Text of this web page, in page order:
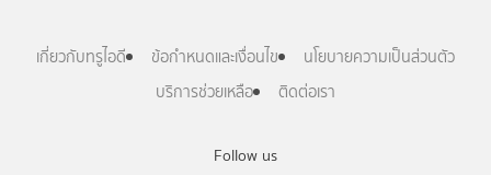
Follow us
เกี่ยวกับทรูไอดี ข้อกำหนดและเงื่อนไข
นโยบายความเป็นส่วนตัว
บริการช่วยเหลือ
ติดต่อเรา